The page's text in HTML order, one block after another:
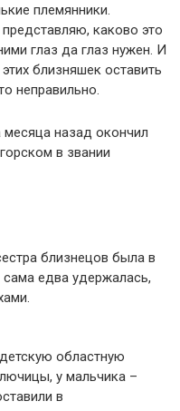
племянники.
каково это
глаз да глаз нужен. И
близняшек оставить
неправильно.
назад окончил
в звании
близнецов была в
едва удержалась,
областную
у мальчика –
в